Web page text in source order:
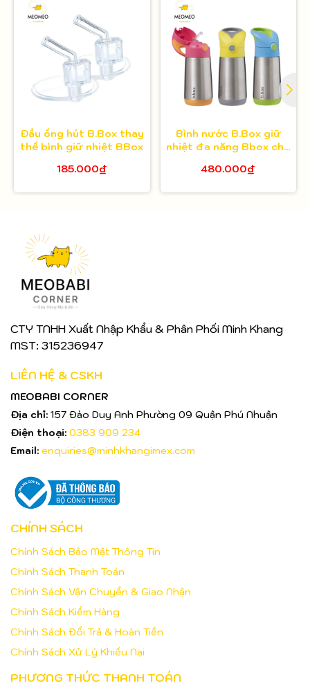
Đầu ống hút B.Box thay
thế bình giữ nhiệt BBox
185.000₫
Bình nước B.Box giữ
nhiệt đa năng Bbox cho
480.000₫
CTY TNHH Xuất Nhập Khẩu & Phân Phối Minh Khang
MST: 315236947
LIÊN HỆ & CSKH
MEOBABI CORNER
Địa chỉ: 157 Đào Duy Anh Phường 09 Quận Phú Nhuận
Điện thoại: 0383 909 234
Email: enquiries@minhkhangimex.com
CHÍNH SÁCH
Chính Sách Bảo Mật Thông Tin
Chính Sách Thanh Toán
Chính Sách Vận Chuyển & Giao Nhận
Chính Sách Kiểm Hàng
Chính Sách Đổi Trả & Hoàn Tiền
Chính Sách Xử Lý Khiếu Nại
PHƯƠNG THỨC THANH TOÁN